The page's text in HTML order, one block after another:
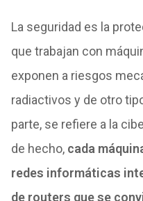
La seguridad es la
que trabajan con
exponen a riesgos
radiactivos y de otro
parte, se refiere a la
de hecho, cada
redes informáticas
de routers que se